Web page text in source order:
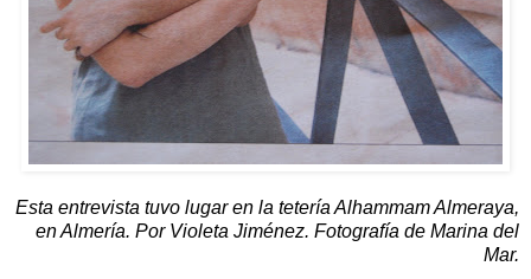
Esta entrevista tuvo lugar en la tetería Alhammam Almeraya,
en Almería. Por Violeta Jiménez. Fotografía de Marina del
Mar.